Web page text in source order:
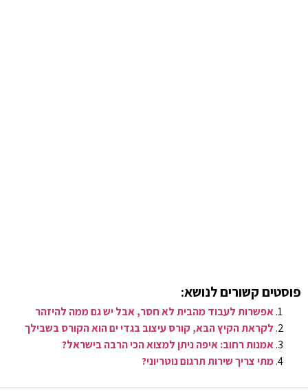
פוסטים קשורים לנושא:
אפשרות לעבוד מהבית לא חסר, אבל יש גם ממה להיזהר
לקראת הקיץ הבא, קורס עיצוב בגדי ים הוא הקורס בשבילך
אמנות רחוב: איפה ניתן למצוא הכי הרבה בישראל?
מתי צריך שירות תרגום נוטריוני?